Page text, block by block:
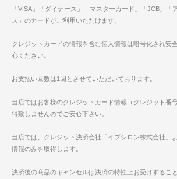
「VISA」「ダイナース」「マスターカード」「JCB」「
ス」のカードがご利用いただけます。
クレジットカードの情報を含む個人情報は暗号化され安
心ください。
お支払い回数は1回とさせていただいております。
当店ではお客様のクレジットカード情報（クレジット番
得致しませんのでご安心下さい。
当店では、クレジット決済会社「イプシロン株式会社」
情報のみを取得します。
決済後の商品のキャンセルは決済の特性上お受けするこ